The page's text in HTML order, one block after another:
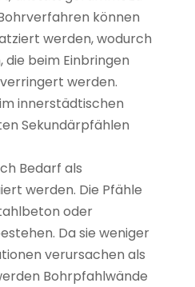
können
werden, wodurch
beim Einbringen
werden.
innerstädtischen
Sekundärpfählen
Bedarf als
werden. Die Pfähle
oder
Da sie weniger
verursachen als
Bohrpfahlwände